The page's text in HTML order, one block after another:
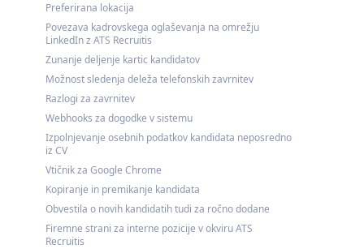
Preferirana lokacija
Povezava kadrovskega oglaševanja na omrežju
LinkedIn z ATS Recruitis
Zunanje deljenje kartic kandidatov
Možnost sledenja deleža telefonskih zavrnitev
Razlogi za zavrnitev
Webhooks za dogodke v sistemu
Izpolnjevanje osebnih podatkov kandidata neposredno
iz CV
Vtičnik za Google Chrome
Kopiranje in premikanje kandidata
Obvestila o novih kandidatih tudi za ročno dodane
Firemne strani za interne pozicije v okviru ATS
Recruitis